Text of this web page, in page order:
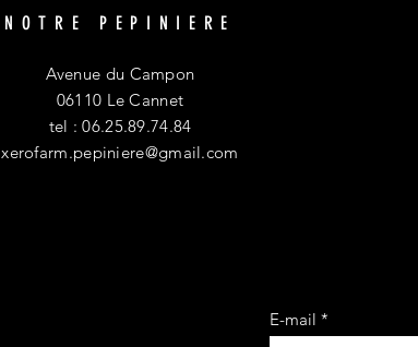
NOTRE PEPINIERE
Avenue du Campon
06110 Le Cannet
tel : 06.25.89.74.84
xerofarm.pepiniere@gmail.com
E-mail